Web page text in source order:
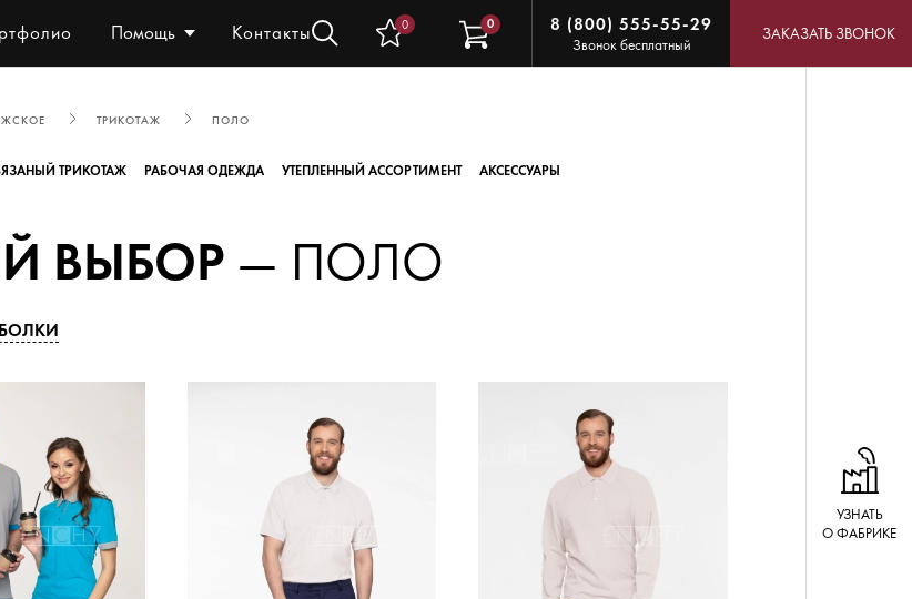
Помощь Контакты 0 0 8 (800) 555-55-29
Звонок бесплатный
ЗАКАЗАТЬ ЗВОНОК
ТРИКОТАЖ ПОЛО
ТРИКОТАЖ РАБОЧАЯ ОДЕЖДА УТЕПЛЕННЫЙ АССОРТИМЕНТ АКСЕССУАРЫ
ВЫБОР — ПОЛО
УЗНАТЬ
О ФАБРИКЕ